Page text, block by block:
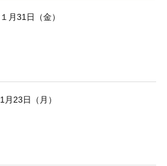
１月31日（金）
1月23日（月）